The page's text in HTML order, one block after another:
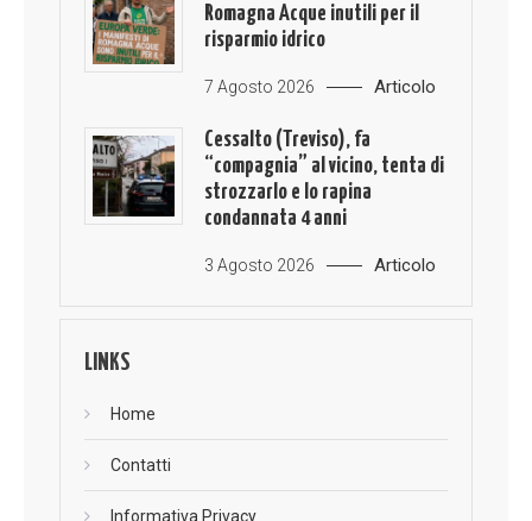
Romagna Acque inutili per il
risparmio idrico
7 Agosto 2026 Articolo
Cessalto (Treviso), fa
“compagnia” al vicino, tenta di
strozzarlo e lo rapina
condannata 4 anni
3 Agosto 2026 Articolo
LINKS
Home
Contatti
Informativa Privacy